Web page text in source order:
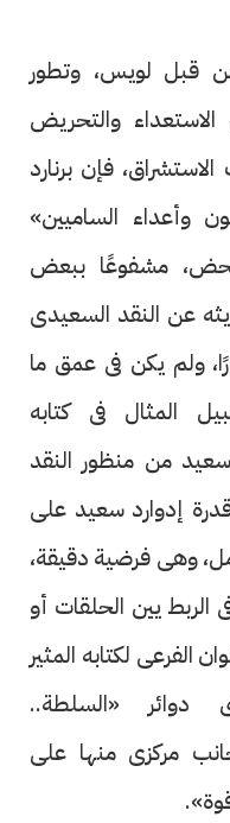
قبل لويس، وتطور
والتحريض
فإن برنارد
الساميين»
مشفوعًا ببعض
عن النقد السعيدى
ولم يكن فى عمق ما
المثال فى كتابه
من منظور النقد
إدوارد سعيد على
وهى فرضية دقيقة،
يين الحلقات أو
الفرعى لكتابه المثير
دوائر «السلطة..
مركزى منها على